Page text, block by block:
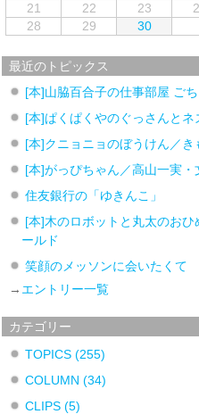
21
22 23
28
29 30
最近のトピックス
[本]山脇百合子の仕事部屋 ご
[本]ぱくぱくやのぐっさんとネ
[本]クニョニョのぼうけん／き
[本]がっぴちゃん／高山一実・
住友銀行の「ゆきんこ」
[本]木のロボットと丸太のお
ールド
笑顔のメッソンに会いたくて
→ エントリー一覧
カテゴリー
TOPICS (255)
COLUMN (34)
CLIPS (5)